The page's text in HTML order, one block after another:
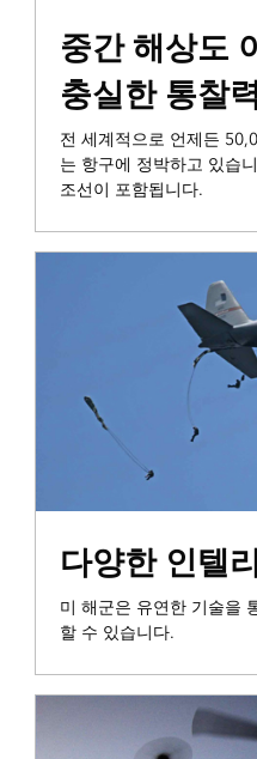
중간 해상도
충실한 통찰
전 세계적으로 언제든
는 항구에 정박하고 있습
조선이 포함됩니다.
다양한 인텔
미 해군은 유연한 기술을
할 수 있습니다.